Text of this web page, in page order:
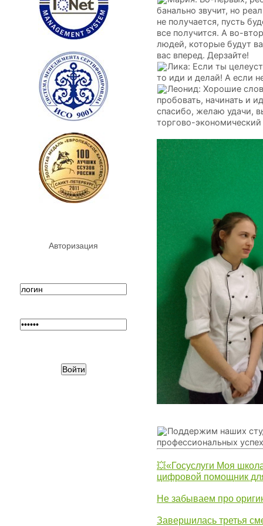
Авторизация
банально звучит, но
не получается, пусть
все получится. А во-
людей, которые будут
вас вперед. Дерзайте!
Лика: Если ты
то иди и делай! А если
Леонид: Хорошие
пробовать, начинать и
спасибо, желаю удачи,
торгово-
Поддержим наших
профессиональных
💥«Госуслуги Моя
цифровой помощник
Не забываем про
Завершилась третья